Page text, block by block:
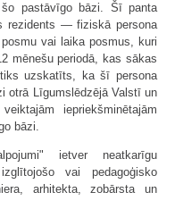
pastāvīgo bāzi. Šī panta
rezidents — fiziskā persona
vai laika posmus, kuri
mēnešu periodā, kas sākas
uzskatīts, ka šī persona
otrā Līgumslēdzējā Valstī un
iepriekšminētajām
bāzi.
ietver neatkarīgu
vai pedagoģisko
arhitekta, zobārsta un